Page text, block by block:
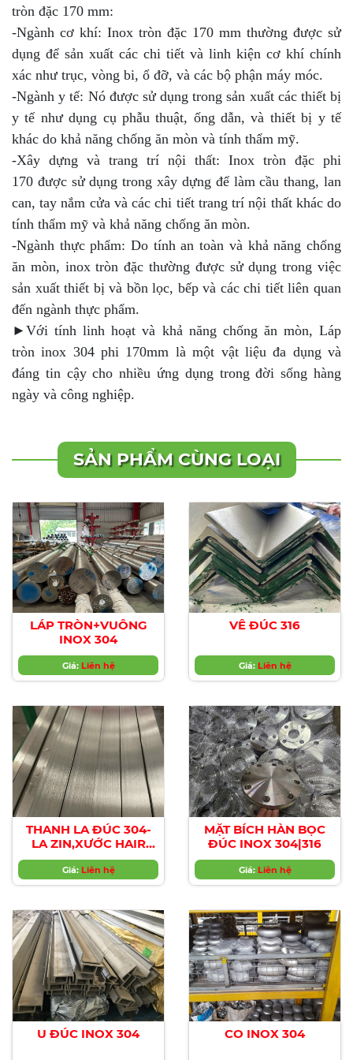
tròn đặc 170 mm:
-Ngành cơ khí: Inox tròn đặc 170 mm thường được sử
dụng để sản xuất các chi tiết và linh kiện cơ khí chính
xác như trục, vòng bi, ổ đỡ, và các bộ phận máy móc.
-Ngành y tế: Nó được sử dụng trong sản xuất các thiết bị
y tế như dụng cụ phẫu thuật, ống dẫn, và thiết bị y tế
khác do khả năng chống ăn mòn và tính thẩm mỹ.
-Xây dựng và trang trí nội thất: Inox tròn đặc phi
170 được sử dụng trong xây dựng để làm cầu thang, lan
can, tay nắm cửa và các chi tiết trang trí nội thất khác do
tính thẩm mỹ và khả năng chống ăn mòn.
-Ngành thực phẩm: Do tính an toàn và khả năng chống
ăn mòn, inox tròn đặc thường được sử dụng trong việc
sản xuất thiết bị và bồn lọc, bếp và các chi tiết liên quan
đến ngành thực phẩm.
►Với tính linh hoạt và khả năng chống ăn mòn, Láp
tròn inox 304 phi 170mm là một vật liệu đa dụng và
đáng tin cậy cho nhiều ứng dụng trong đời sống hàng
ngày và công nghiệp.
SẢN PHẨM CÙNG LOẠI
LÁP TRÒN+VUÔNG
INOX 304
Giá: Liên hệ
VÊ ĐÚC 316
Giá: Liên hệ
THANH LA ĐÚC 304-
LA ZIN,XƯỚC HAIR
LINE/No.1
Giá: Liên hệ
MẶT BÍCH HÀN BỌC
ĐÚC INOX 304|316
Giá: Liên hệ
U ĐÚC INOX 304 CO INOX 304